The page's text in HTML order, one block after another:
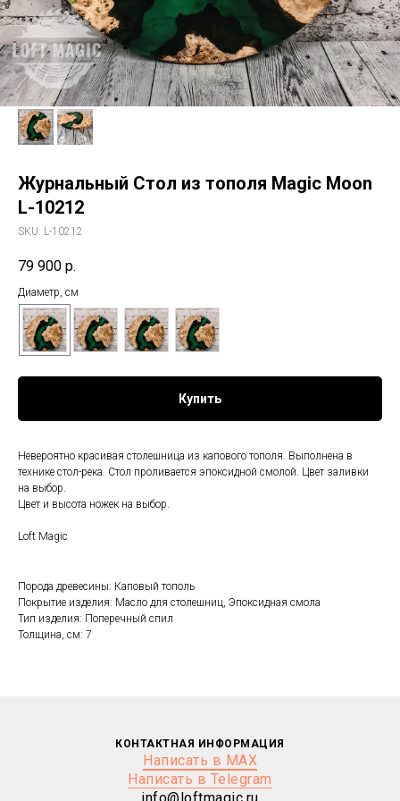
Журнальный Стол из тополя Magic Moon
L-10212
SKU: L-10212
79 900 р.
Диаметр, см
Купить
Невероятно красивая столешница из капового тополя. Выполнена в
технике стол-река. Стол проливается эпоксидной смолой. Цвет заливки
на выбор.
Цвет и высота ножек на выбор.
Loft Magic
Порода древесины: Каповый тополь
Покрытие изделия: Масло для столешниц, Эпоксидная смола
Тип изделия: Поперечный спил
Толщина, см: 7
КОНТАКТНАЯ ИНФОРМАЦИЯ
Написать в MAX
Написать в Telegram